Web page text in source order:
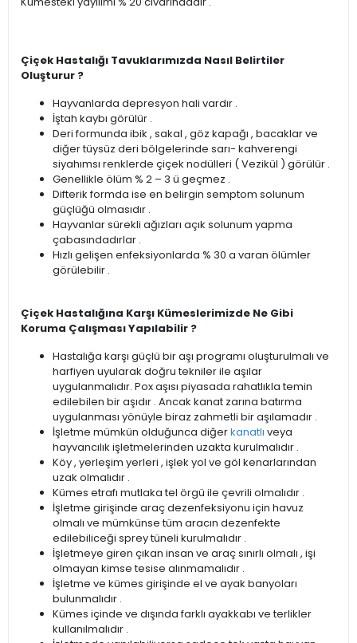
Çiçek Hastalığı Tavuklarımızda Nasıl Belirtiler
Oluşturur ?
Hayvanlarda depresyon hali vardır .
İştah kaybı görülür .
Deri formunda ibik , sakal , göz kapağı , bacaklar ve
diğer tüysüz deri bölgelerinde sarı- kahverengi
siyahımsı renklerde çiçek nodülleri ( Vezikül ) görülür .
Genellikle ölüm % 2 – 3 ü geçmez .
Difterik formda ise en belirgin semptom solunum
güçlüğü olmasıdır .
Hayvanlar sürekli ağızları açık solunum yapma
çabasındadırlar .
Hızlı gelişen enfeksiyonlarda % 30 a varan ölümler
görülebilir .
Çiçek Hastalığına Karşı Kümeslerimizde Ne Gibi
Koruma Çalışması Yapılabilir ?
Hastalığa karşı güçlü bir aşı programı oluşturulmalı ve
harfiyen uyularak doğru tekniler ile aşılar
uygulanmalıdır. Pox aşısı piyasada rahatlıkla temin
edilebilen bir aşıdır . Ancak kanat zarına batırma
uygulanması yönüyle biraz zahmetli bir aşılamadır .
İşletme mümkün olduğunca diğerkanatlı veya
hayvancılık işletmelerinden uzakta kurulmalıdır .
Köy , yerleşim yerleri , işlek yol ve göl kenarlarından
uzak olmalıdır .
Kümes etrafı mutlaka tel örgü ile çevrili olmalıdır .
İşletme girişinde araç dezenfeksiyonu için havuz
olmalı ve mümkünse tüm aracın dezenfekte
edilebiliceği sprey tüneli kurulmalıdır .
İşletmeye giren çıkan insan ve araç sınırlı olmalı , işi
olmayan kimse tesise alınmamalıdır .
İşletme ve kümes girişinde el ve ayak banyoları
bulunmalıdır .
Kümes içinde ve dışında farklı ayakkabı ve terlikler
kullanılmalıdır .